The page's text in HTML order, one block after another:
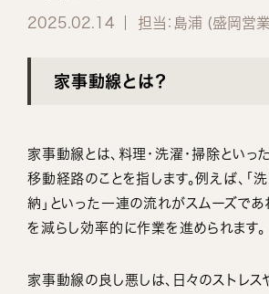
2025.02.14 担当：島浦 (盛岡営
家事動線とは？
家事動線とは、料理・洗濯・掃除といっ
移動経路のことを指します。例えば、
納」といった一連の流れがスムーズであ
を減らし効率的に作業を進められます。
家事動線の良し悪しは、日々のストレ